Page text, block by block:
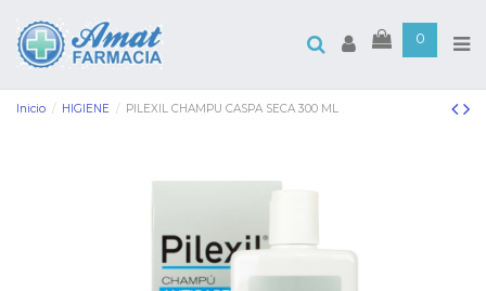
0
Inicio HIGIENE PILEXIL CHAMPU CASPA SECA 300 ML